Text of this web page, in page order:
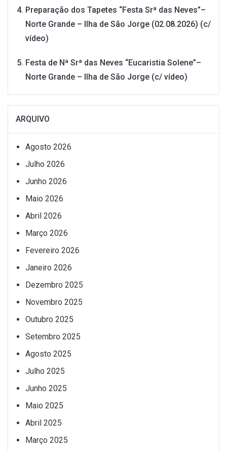
Preparação dos Tapetes “Festa Srª das Neves”–
Norte Grande – Ilha de São Jorge (02.08.2026) (c/
vídeo)
Festa de Nª Srª das Neves “Eucaristia Solene”–
Norte Grande – Ilha de São Jorge (c/ vídeo)
ARQUIVO
Agosto 2026
Julho 2026
Junho 2026
Maio 2026
Abril 2026
Março 2026
Fevereiro 2026
Janeiro 2026
Dezembro 2025
Novembro 2025
Outubro 2025
Setembro 2025
Agosto 2025
Julho 2025
Junho 2025
Maio 2025
Abril 2025
Março 2025